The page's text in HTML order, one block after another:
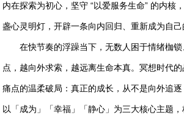
内在探索为初心，坚守 “以爱服务生命” 的内核
盏心灵明灯，开辟一条向内回归、重新成为自己
在快节奏的浮躁当下，无数人困于情绪枷
点，越向外求索，越远离生命本真。冥想时代
痛点的温柔破局：真正的成长，从不是向外追
以「成为」「幸福」「静心」为三大核心主题